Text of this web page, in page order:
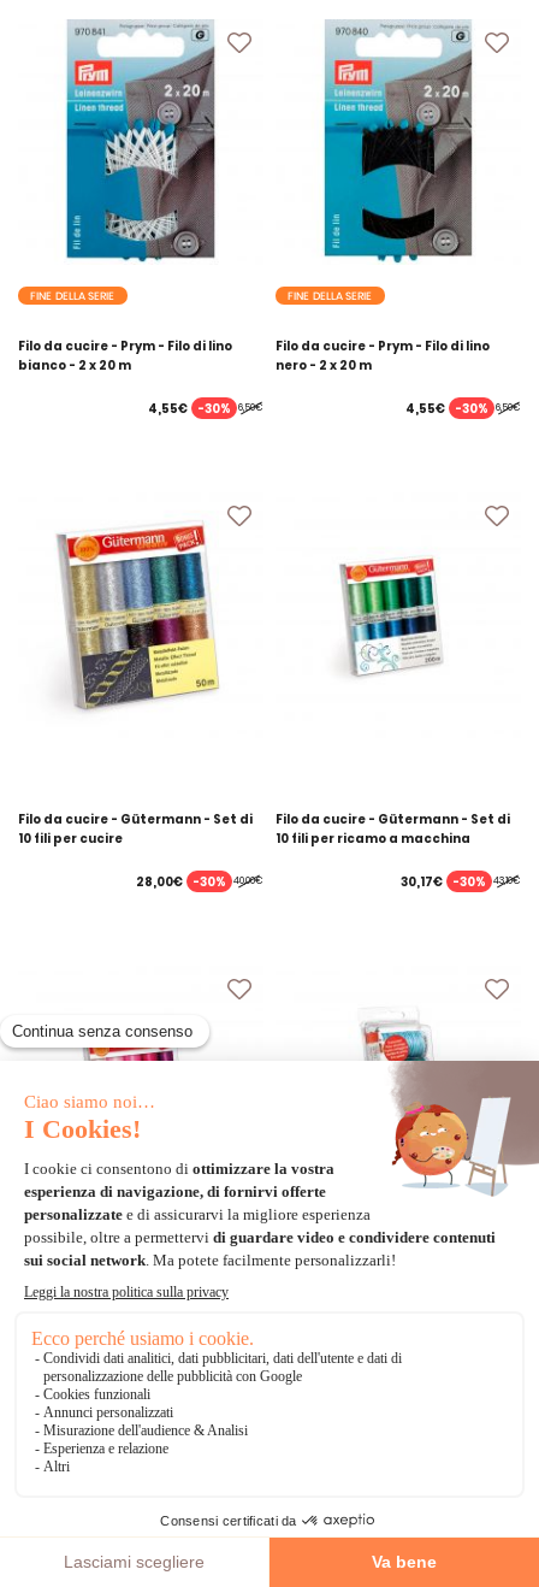
FINE DELLA SERIE
Filo da cucire - Prym - Filo di lino
bianco - 2 x 20 m
6,50€
4,55€ -30%
FINE DELLA SERIE
Filo da cucire - Prym - Filo di lino
nero - 2 x 20 m
6,50€
4,55€ -30%
Filo da cucire - Gütermann - Set di
10 fili per cucire
40,00€
28,00€ -30%
Filo da cucire - Gütermann - Set di
10 fili per ricamo a macchina
43,10€
30,17€ -30%
Filo da cucire - Gütermann - Set di
43,10€
30,17€ -30% 15,96€